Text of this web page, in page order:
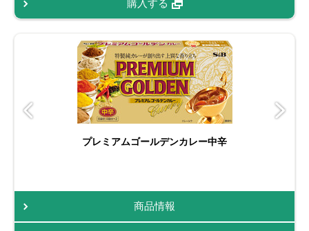
購入する
プレミアムゴールデンカレー中辛
商品情報